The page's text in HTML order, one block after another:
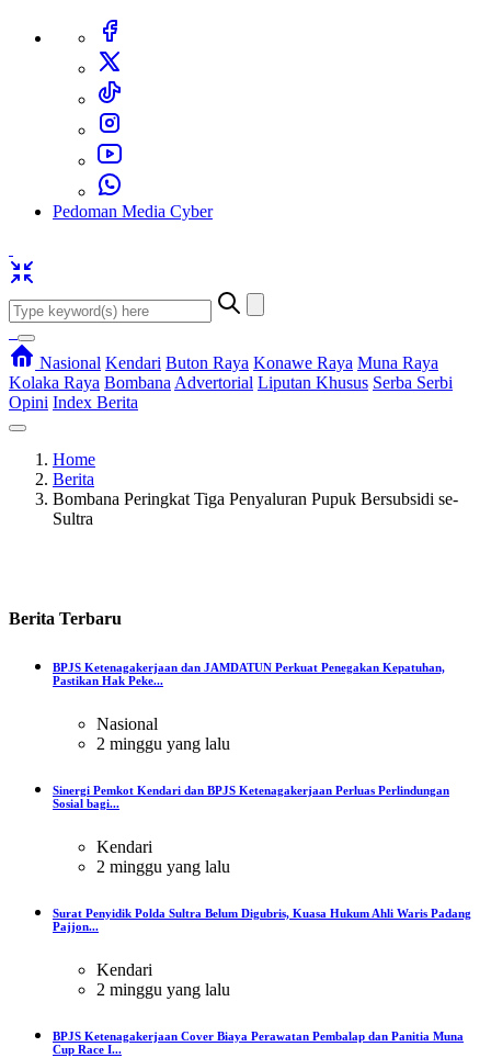
Pedoman Media Cyber
Nasional Kendari Buton Raya Konawe Raya Muna Raya
Kolaka Raya Bombana Advertorial Liputan Khusus Serba Serbi
Opini Index Berita
Home
Berita
Bombana Peringkat Tiga Penyaluran Pupuk Bersubsidi se-
Sultra
Berita Terbaru
BPJS Ketenagakerjaan dan JAMDATUN Perkuat Penegakan Kepatuhan,
Pastikan Hak Peke...
Nasional
2 minggu yang lalu
Sinergi Pemkot Kendari dan BPJS Ketenagakerjaan Perluas Perlindungan
Sosial bagi...
Kendari
2 minggu yang lalu
Surat Penyidik Polda Sultra Belum Digubris, Kuasa Hukum Ahli Waris Padang
Pajjon...
Kendari
2 minggu yang lalu
BPJS Ketenagakerjaan Cover Biaya Perawatan Pembalap dan Panitia Muna
Cup Race I...